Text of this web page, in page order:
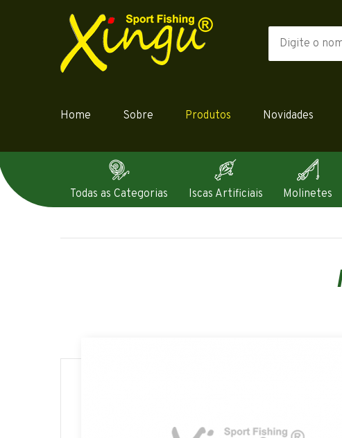
Home Sobre Produtos Novidades
Todas as Categorias Iscas Artificiais Molinetes